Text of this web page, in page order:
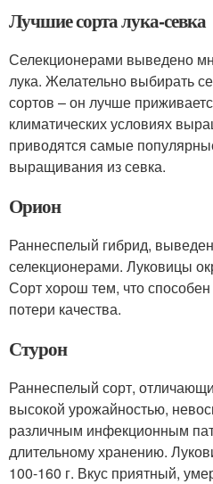
Лучшие сорта лука-севка
Селекционерами выведено
лука. Желательно выбирать
сортов – он лучше
климатических условиях
приводятся самые
выращивания из севка.
Орион
Раннеспелый гибрид,
селекционерами. Луковицы
Сорт хорош тем, что способен
потери качества.
Стурон
Раннеспелый сорт,
высокой урожайностью,
различным инфекционным
длительному хранению.
100-160 г. Вкус приятный,